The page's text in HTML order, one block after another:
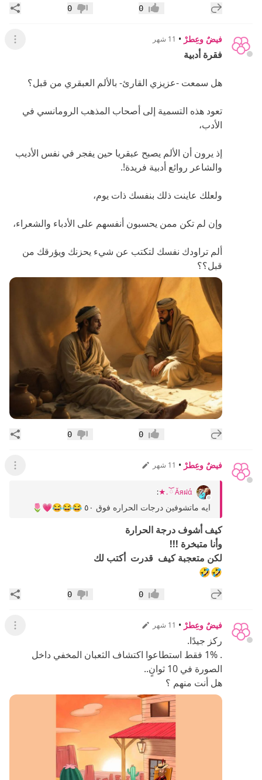
إضافة رد جديد إعجاب0 عدم إعجاب
0
فيضٌ وعِطرْ • 11 شهر عرض
فقرة أدبية
هل سمعت -عزيزي القارئ- بالألم العبقري من قبل؟
تعود هذه التسمية إلى أصحاب المذهب الرومانسي في
الأدب،
إذ يرون أن الألم يصبح عبقريا حين يفجر في نفس الأديب
والشاعر روائع أدبية فريدة!.
ولعلك عاينت ذلك بنفسك ذات يوم،
وإن لم تكن ممن يحسبون أنفسهم على الأدباء والشعراء،
ألم تراودك نفسك لتكتب عن شيء يحزنك ويؤرقك من
قبل؟؟
إضافة رد جديد إعجاب0 عدم إعجاب
0
فيضٌ وعِطرْ • 11 شهر عرض
Ăяฝά ོ .★
:
ايه ماتشوفين درجات الحراره فوق ٥٠ 😂😂😂💗🌷
كيف أشوف درجة الحرارة
وأنا متبخرة !!!
لكن متعجبة كيف قدرت أكتب لك
🤣🤣
إضافة رد جديد إعجاب0 عدم إعجاب
0
فيضٌ وعِطرْ • 11 شهر عرض
ركز جيدًا.
. 1% فقط استطاعوا اكتشاف الثعبان المخفي داخل
الصورة في 10 ثوانٍ..
هل أنت منهم ؟